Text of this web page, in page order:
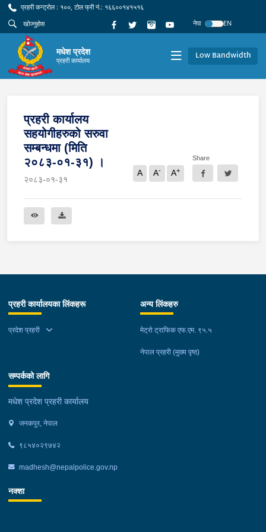
प्रहरी कन्ट्रोल : १००, टोल फ्री नं.: १६६००१४१५१६
नेपा
EN
मधेश प्रदेश
प्रहरी कार्यालय Low Bandwidth
प्रहरी कार्यालय
सहयोगीहरुको सरुवा
सम्बन्धमा (मिति
२०८३-०१-३१) ।
२०८३-०१-३१
A A- A+
Share
प्रहरी कार्यालयका लिंकहरू
प्रदेश प्रहरी
अन्य लिंकहरु
मेट्रो ट्राफिक एफ.एम. ९५.५
नेपाल प्रहरी (मुख्य पृष्ठ)
सम्पर्कको लागि
मधेश प्रदेश प्रहरी कार्यालय
जनकपुर, नेपाल
९८५४०२९७४२
madhesh@nepalpolice.gov.np
नक्शा